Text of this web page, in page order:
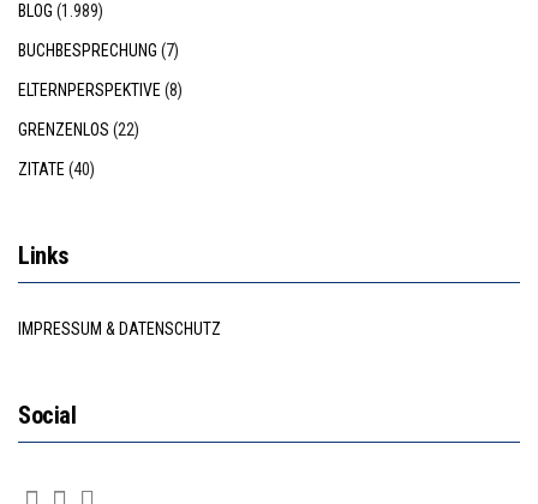
BLOG (1.989)
BUCHBESPRECHUNG (7)
ELTERNPERSPEKTIVE (8)
GRENZENLOS (22)
ZITATE (40)
Links
IMPRESSUM & DATENSCHUTZ
Social